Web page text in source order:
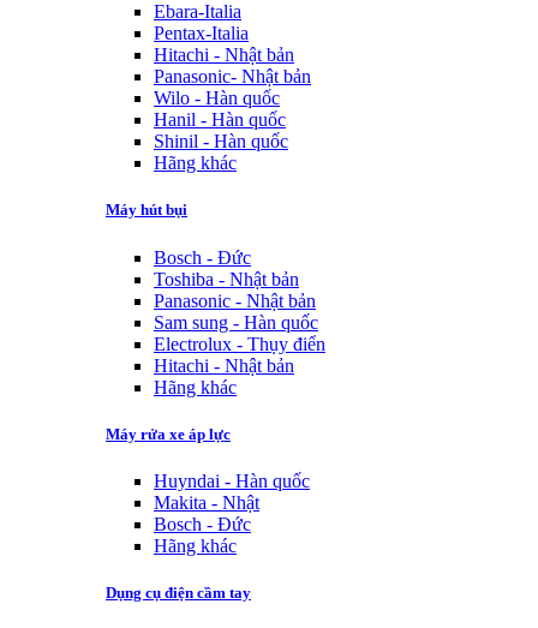
Ebara-Italia
Pentax-Italia
Hitachi - Nhật bản
Panasonic- Nhật bản
Wilo - Hàn quốc
Hanil - Hàn quốc
Shinil - Hàn quốc
Hãng khác
Máy hút bụi
Bosch - Đức
Toshiba - Nhật bản
Panasonic - Nhật bản
Sam sung - Hàn quốc
Electrolux - Thụy điển
Hitachi - Nhật bản
Hãng khác
Máy rửa xe áp lực
Huyndai - Hàn quốc
Makita - Nhật
Bosch - Đức
Hãng khác
Dụng cụ điện cầm tay